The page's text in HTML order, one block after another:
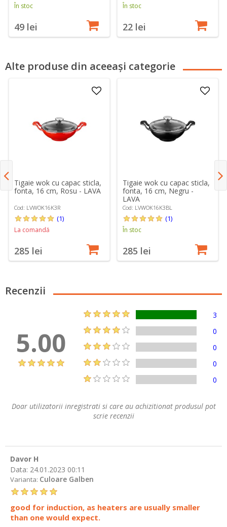
În stoc
49 lei
În stoc
22 lei
Alte produse din aceeași categorie
Tigaie wok cu capac sticla,
fonta, 16 cm, Rosu - LAVA
Cod: LVWOK16K3R
(1)
La comandă
285 lei
Tigaie wok cu capac sticla,
fonta, 16 cm, Negru -
LAVA
Cod: LVWOK16K3BL
(1)
În stoc
285 lei
Recenzii
5.00
3
0
0
0
0
Doar utilizatorii inregistrati si care au achizitionat produsul pot
scrie recenzii
Davor H
Data: 24.01.2023 00:11
Varianta: Culoare Galben
good for induction, as heaters are usually smaller
than one would expect.